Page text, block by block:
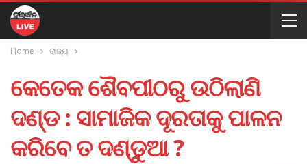
Home ରାଜ୍ୟ
କେତେକ ଶୈବପୀଠରୁ ଉଠିଲାଣି
ଦଣ୍ଡ : ସାମାଜିକ ଦୂରତାକୁ ପାଳନ
କରିବେ ତ ଦଣ୍ଡୁଆ ?